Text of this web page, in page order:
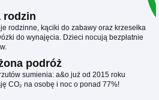
rodzin
rodzinne, kąciki do zabawy oraz krzesełka
do wynajęcia. Dzieci nocują bezpłatnie
podróż
sumienia: a&o już od 2015 roku
CO₂ na osobę i noc o ponad 77%!